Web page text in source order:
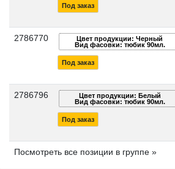
Под заказ
2786770
Цвет продукции: Черный
Вид фасовки: тюбик 90мл.
Под заказ
2786796
Цвет продукции: Белый
Вид фасовки: тюбик 90мл.
Под заказ
Посмотреть все позиции в группе »